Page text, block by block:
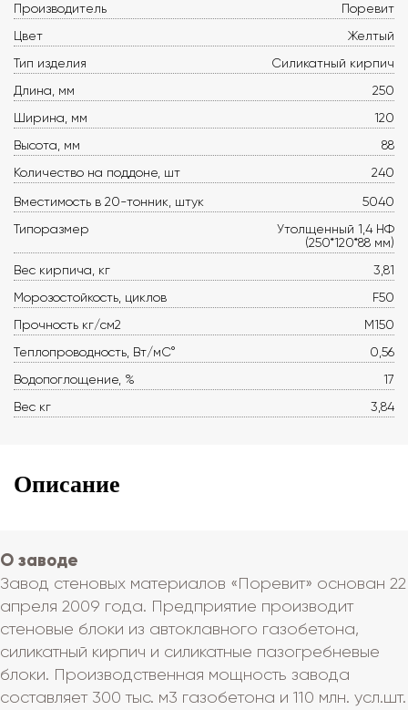
Производитель
Поревит
Цвет
Желтый
Тип изделия
Силикатный кирпич
Длина, мм
250
Ширина, мм
120
Высота, мм
88
Количество на поддоне, шт
240
Вместимость в 20-тонник, штук
5040
Типоразмер
Утолщенный 1,4 НФ
(250*120*88 мм)
Вес кирпича, кг
3,81
Морозостойкость, циклов
F50
Прочность кг/см2
М150
Теплопроводность, Вт/мС°
0,56
Водопоглощение, %
17
Вес кг
3,84
Описание
О заводе
Завод стеновых материалов «Поревит» основан 22
апреля 2009 года. Предприятие производит
стеновые блоки из автоклавного газобетона,
силикатный кирпич и силикатные пазогребневые
блоки. Производственная мощность завода
составляет 300 тыс. м3 газобетона и 110 млн. усл.шт.